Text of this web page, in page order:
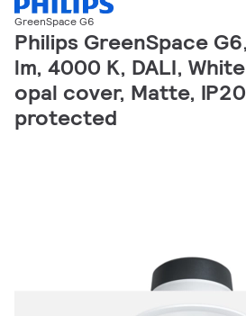
GreenSpace G6
Philips GreenSpace
lm, 4000 K, DALI,
opal cover, Matte,
protected